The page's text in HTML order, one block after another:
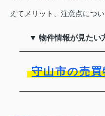
えてメリット、注意点につ
▼ 物件情報が見たい
守山市の売